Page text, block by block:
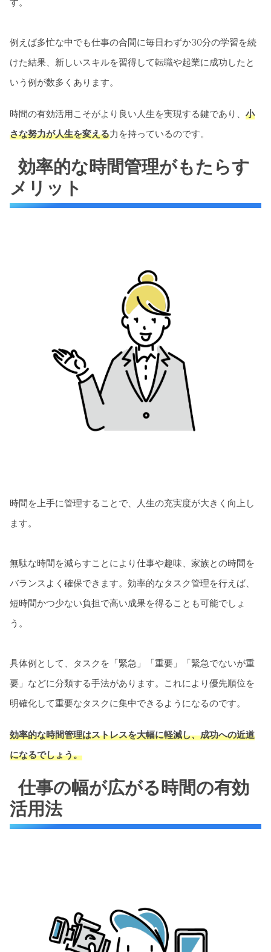
例えば多忙な中でも仕事の合間に毎日わずか30分の学習を続
けた結果、新しいスキルを習得して転職や起業に成功したと
いう例が数多くあります。
時間の有効活用こそがより良い人生を実現する鍵であり、 小
さな努力が人生を変える力を持っているのです。
効率的な時間管理がもたらす
メリット
時間を上手に管理することで、人生の充実度が大きく向上し
ます。
無駄な時間を減らすことにより仕事や趣味、家族との時間を
バランスよく確保できます。効率的なタスク管理を行えば、
短時間かつ少ない負担で高い成果を得ることも可能でしょ
う。
具体例として、タスクを「緊急」「重要」「緊急でないが重
要」などに分類する手法があります。これにより優先順位を
明確化して重要なタスクに集中できるようになるのです。
効率的な時間管理はストレスを大幅に軽減し、成功への近道
になるでしょう。
仕事の幅が広がる時間の有効
活用法